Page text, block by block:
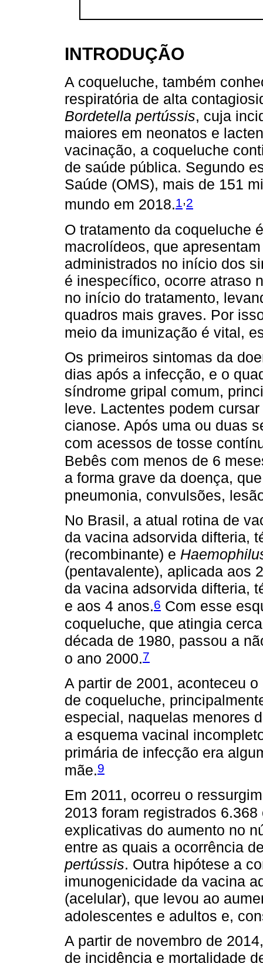
INTRODUÇÃO
A coqueluche, também
respiratória de alta
Bordetella pertússis, cuja
maiores em neonatos e
vacinação, a coqueluche
de saúde pública. Segundo
Saúde (OMS), mais de 151
mundo em 2018.1 ,2
O tratamento da coqueluche
macrolídeos, que
administrados no início dos
é inespecífico, ocorre atraso
no início do tratamento,
quadros mais graves. Por
meio da imunização é vital,
Os primeiros sintomas da
dias após a infecção, e o
síndrome gripal comum,
leve. Lactentes podem
cianose. Após uma ou duas
com acessos de tosse
Bebês com menos de 6
a forma grave da doença,
pneumonia, convulsões,
No Brasil, a atual rotina de
da vacina adsorvida difteria,
(recombinante) e
(pentavalente), aplicada aos
da vacina adsorvida difteria,
e aos 4 anos.6 Com esse
coqueluche, que atingia
década de 1980, passou a
o ano 2000.7
A partir de 2001, aconteceu
de coqueluche,
especial, naquelas menores
a esquema vacinal
primária de infecção era
mãe.9
Em 2011, ocorreu o
2013 foram registrados
explicativas do aumento no
entre as quais a ocorrência
pertússis. Outra hipótese a
imunogenicidade da vacina
(acelular), que levou ao
adolescentes e adultos e,
A partir de novembro de
de incidência e mortalidade